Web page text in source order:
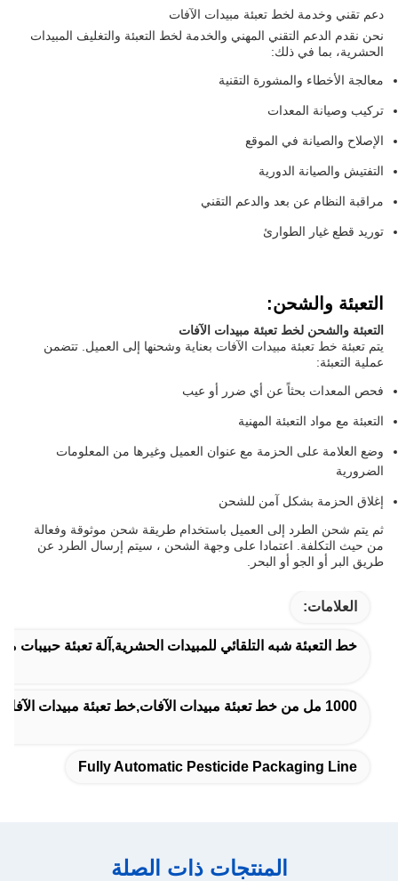
دعم تقني وخدمة لخط تعبئة مبيدات الآفات
نحن نقدم الدعم التقني المهني والخدمة لخط التعبئة والتغليف المبيدات
الحشرية، بما في ذلك:
معالجة الأخطاء والمشورة التقنية
تركيب وصيانة المعدات
الإصلاح والصيانة في الموقع
التفتيش والصيانة الدورية
مراقبة النظام عن بعد والدعم التقني
توريد قطع غيار الطوارئ
التعبئة والشحن:
التعبئة والشحن لخط تعبئة مبيدات الآفات
يتم تعبئة خط تعبئة مبيدات الآفات بعناية وشحنها إلى العميل. تتضمن
عملية التعبئة:
فحص المعدات بحثاً عن أي ضرر أو عيب
التعبئة مع مواد التعبئة المهنية
وضع العلامة على الحزمة مع عنوان العميل وغيرها من المعلومات
الضرورية
إغلاق الحزمة بشكل آمن للشحن
ثم يتم شحن الطرد إلى العميل باستخدام طريقة شحن موثوقة وفعالة
من حيث التكلفة. اعتمادا على وجهة الشحن ، سيتم إرسال الطرد عن
طريق البر أو الجو أو البحر.
العلامات:
خط التعبئة شبه التلقائي للمبيدات الحشرية,آلة تعبئة حبيبات
1000 مل من خط تعبئة مبيدات الآفات,خط تعبئة مبيدات الآفات بتحكم محمول 2.5 كيلوواط,آلة تعبئة مسحوق PLC
Fully Automatic Pesticide Packaging Line
المنتجات ذات الصلة